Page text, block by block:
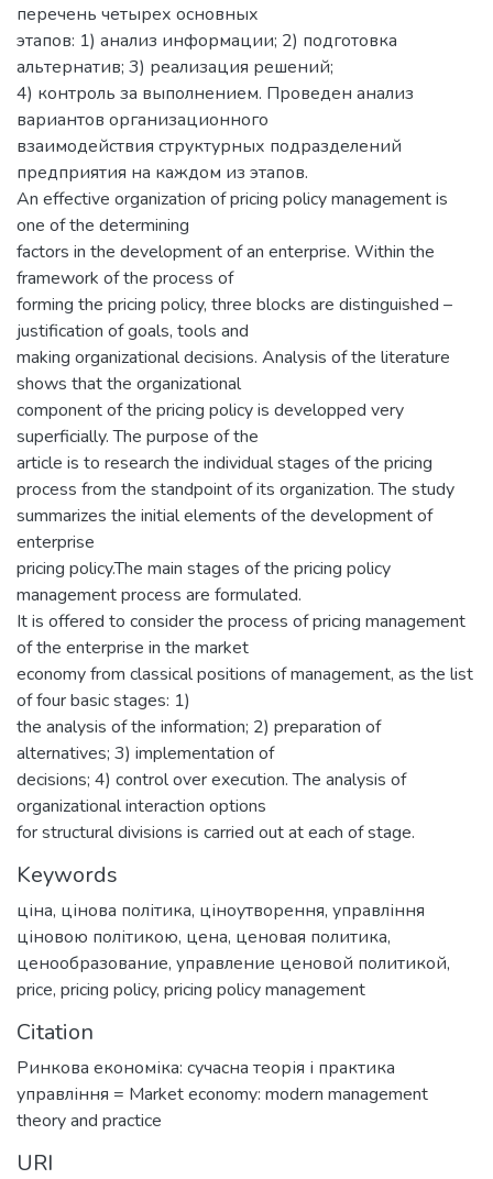
перечень четырех основных
этапов: 1) анализ информации; 2) подготовка
альтернатив; 3) реализация решений;
4) контроль за выполнением. Проведен анализ
вариантов организационного
взаимодействия структурных подразделений
предприятия на каждом из этапов.
An effective organization of pricing policy management is
one of the determining
factors in the development of an enterprise. Within the
framework of the process of
forming the pricing policy, three blocks are distinguished –
justification of goals, tools and
making organizational decisions. Analysis of the literature
shows that the organizational
component of the pricing policy is developped very
superficially. The purpose of the
article is to research the individual stages of the pricing
process from the standpoint of its organization. The study
summarizes the initial elements of the development of
enterprise
pricing policy.The main stages of the pricing policy
management process are formulated.
It is offered to consider the process of pricing management
of the enterprise in the market
economy from classical positions of management, as the list
of four basic stages: 1)
the analysis of the information; 2) preparation of
alternatives; 3) implementation of
decisions; 4) control over execution. The analysis of
organizational interaction options
for structural divisions is carried out at each of stage.
Keywords
ціна, цінова політика, ціноутворення, управління
ціновою політикою, цена, ценовая политика,
ценообразование, управление ценовой политикой,
price, pricing policy, pricing policy management
Citation
Ринкова економіка: сучасна теорія і практика
управління = Market economy: modern management
theory and practice
URI